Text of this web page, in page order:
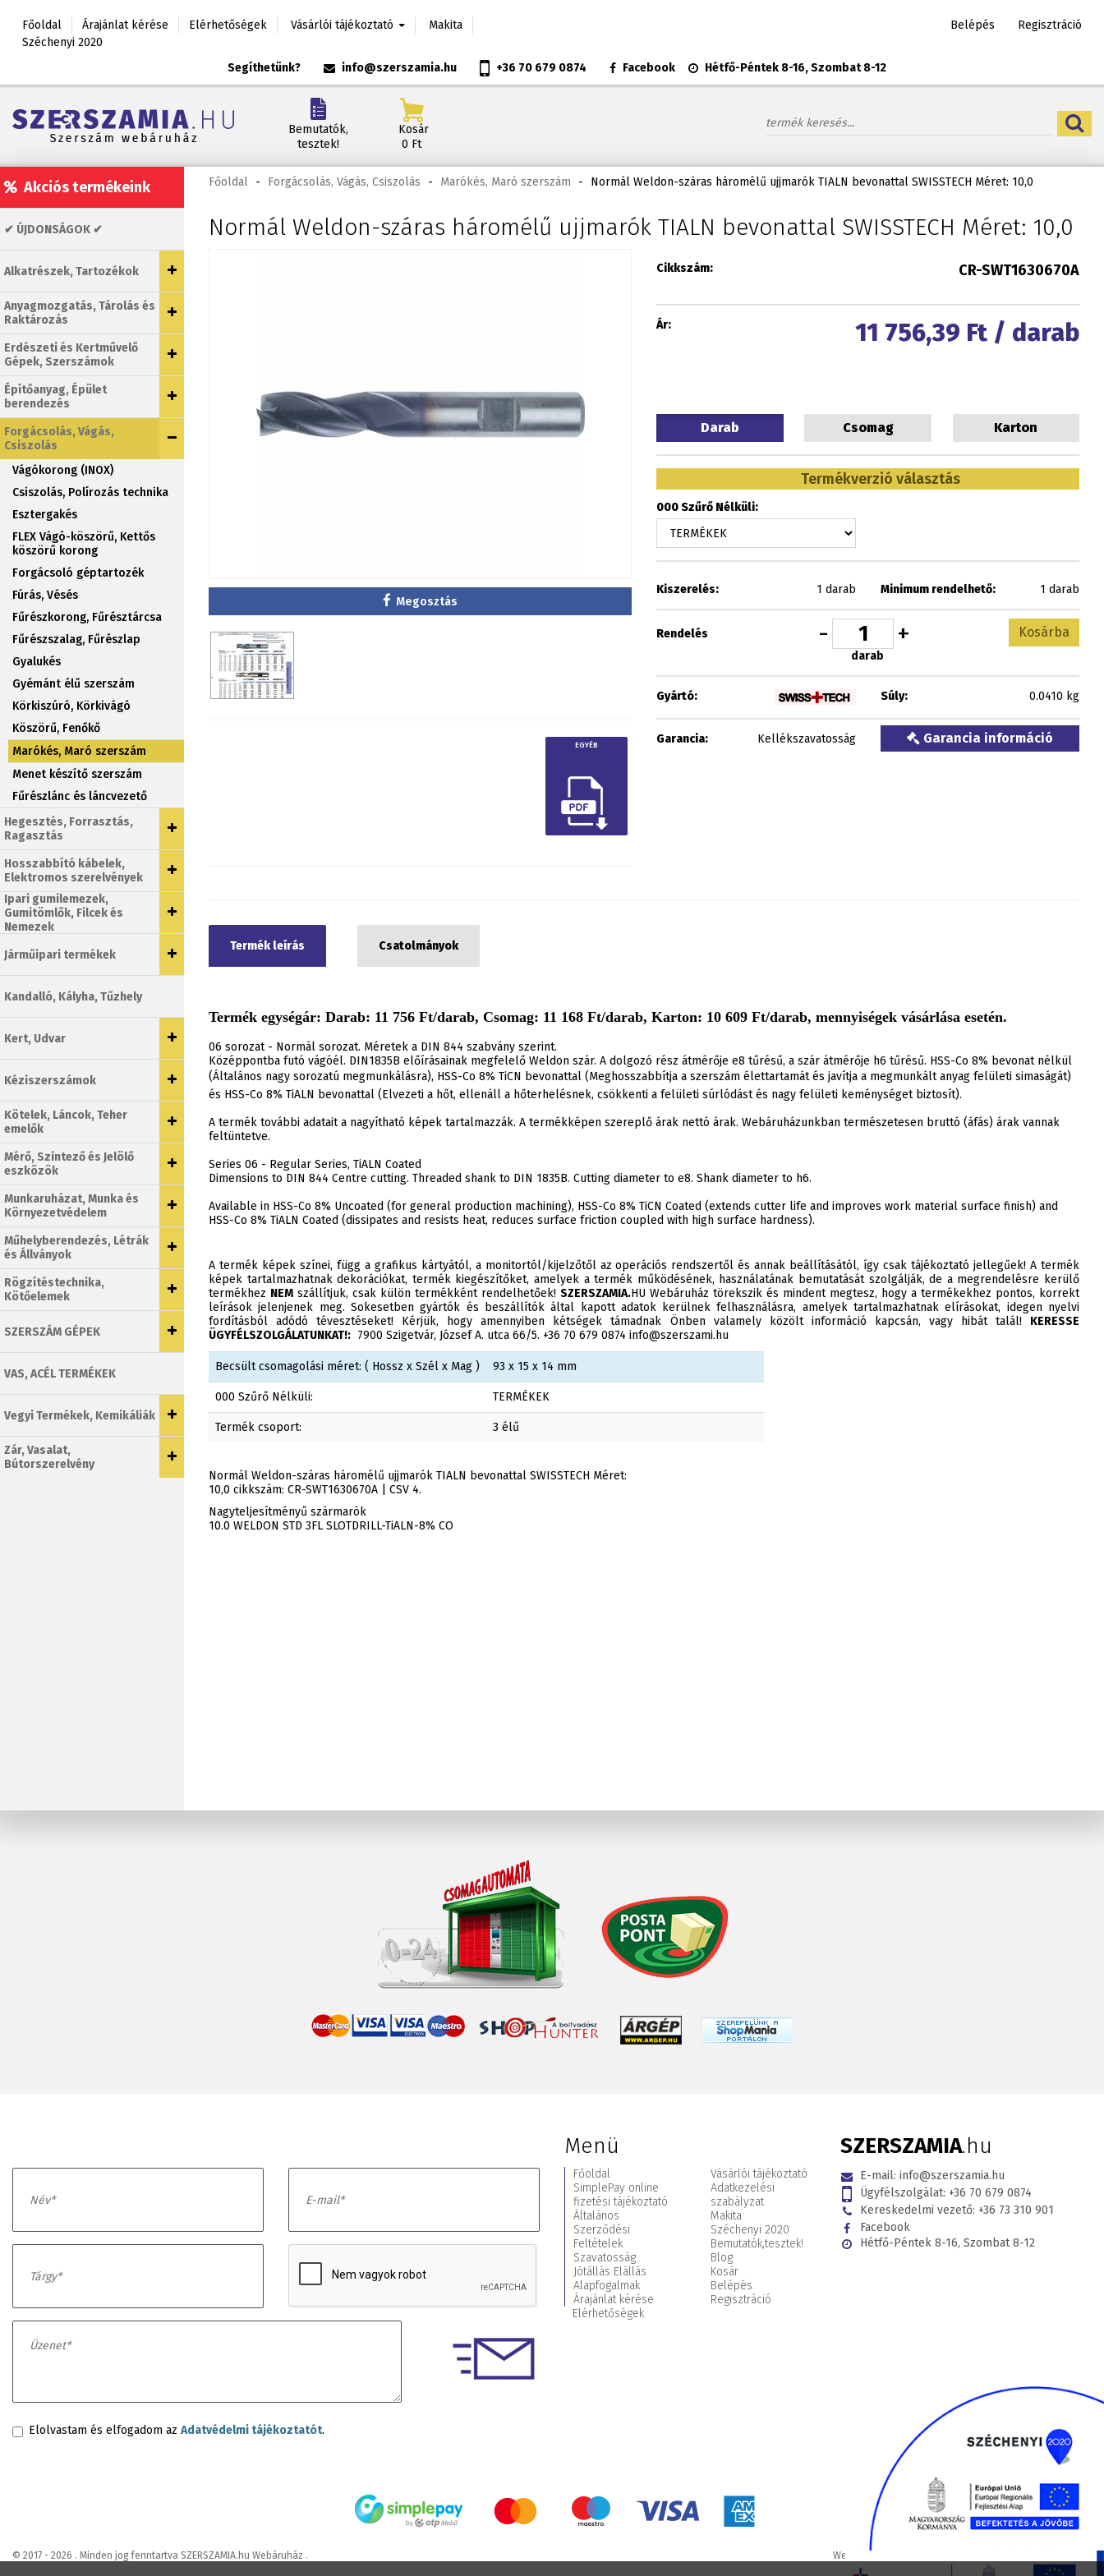
Főoldal Árajánlat kérése Elérhetőségek Vásárlói tájékoztató
Makita
Széchenyi 2020
Belépés Regisztráció
Segíthetünk? info@szerszamia.hu +36 70 679 0874 Facebook Hétfő-Péntek 8-16, Szombat 8-12
Bemutatók,
tesztek!
Kosár
0 Ft
Akciós termékeink
✔ ÚJDONSÁGOK ✔
Alkatrészek, Tartozékok
Anyagmozgatás, Tárolás és
Raktározás
Erdészeti és Kertművelő
Gépek, Szerszámok
Építőanyag, Épület
berendezés
Forgácsolás, Vágás,
Csiszolás
Vágókorong (INOX)
Csiszolás, Polírozás technika
Esztergakés
FLEX Vágó-köszörű, Kettős
köszörű korong
Forgácsoló géptartozék
Fúrás, Vésés
Fűrészkorong, Fűrésztárcsa
Fűrészszalag, Fűrészlap
Gyalukés
Gyémánt élű szerszám
Körkiszúró, Körkivágó
Köszörű, Fenőkő
Marókés, Maró szerszám
Menet készítő szerszám
Fűrészlánc és láncvezető
Hegesztés, Forrasztás,
Ragasztás
Hosszabbító kábelek,
Elektromos szerelvények
Ipari gumilemezek,
Gumitömlők, Filcek és
Nemezek
Járműipari termékek
Kandalló, Kályha, Tűzhely
Kert, Udvar
Kéziszerszámok
Kötelek, Láncok, Teher
emelők
Mérő, Szintező és Jelölő
eszközök
Munkaruházat, Munka és
Környezetvédelem
Műhelyberendezés, Létrák
és Állványok
Rögzítéstechnika,
Kötőelemek
SZERSZÁM GÉPEK
VAS, ACÉL TERMÉKEK
Vegyi Termékek, Kemikáliák
Zár, Vasalat,
Bútorszerelvény
Főoldal - Forgácsolás, Vágás, Csiszolás - Marókés, Maró szerszám - Normál Weldon-száras háromélű ujjmarók TIALN bevonattal SWISSTECH Méret: 10,0
Normál Weldon-száras háromélű ujjmarók TIALN bevonattal SWISSTECH Méret: 10,0
Megosztás
EGYÉB
Cikkszám: CR-SWT1630670A
Ár: 11 756,39 Ft / darab
Darab Csomag Karton
Termékverzió választás
000 Szűrő Nélküli:
Kiszerelés: 1 darab Minimum rendelhető: 1 darab
Rendelés - +
darab
Kosárba
Gyártó: Súly: 0.0410 kg
Garancia: Kellékszavatosság Garancia információ
Termék leírás Csatolmányok
Termék egységár: Darab: 11 756 Ft/darab, Csomag: 11 168 Ft/darab, Karton: 10 609 Ft/darab, mennyiségek vásárlása esetén.
06 sorozat - Normál sorozat. Méretek a DIN 844 szabvány szerint.
Középpontba futó vágóél. DIN1835B előírásainak megfelelő Weldon szár. A dolgozó rész átmérője e8 tűrésű, a szár átmérője h6 tűrésű. HSS-Co 8% bevonat nélkül
(Általános nagy sorozatú megmunkálásra), HSS-Co 8% TiCN bevonattal (Meghosszabbítja a szerszám élettartamát és javítja a megmunkált anyag felületi simaságát)
és HSS-Co 8% TiALN bevonattal (Elvezeti a hőt, ellenáll a hőterhelésnek, csökkenti a felületi súrlódást és nagy felületi keménységet biztosít).
A termék további adatait a nagyítható képek tartalmazzák. A termékképen szereplő árak nettó árak. Webáruházunkban természetesen bruttó (áfás) árak vannak
feltüntetve.
Series 06 - Regular Series, TiALN Coated
Dimensions to DIN 844 Centre cutting. Threaded shank to DIN 1835B. Cutting diameter to e8. Shank diameter to h6.
Available in HSS-Co 8% Uncoated (for general production machining), HSS-Co 8% TiCN Coated (extends cutter life and improves work material surface finish) and
HSS-Co 8% TiALN Coated (dissipates and resists heat, reduces surface friction coupled with high surface hardness).
A termék képek színei, függ a grafikus kártyától, a monitortól/kijelzőtől az operációs rendszertől és annak beállításától, így csak tájékoztató jellegűek! A termék
képek tartalmazhatnak dekorációkat, termék kiegészítőket, amelyek a termék működésének, használatának bemutatását szolgálják, de a megrendelésre kerülő
termékhez NEM szállítjuk, csak külön termékként rendelhetőek! SZERSZAMIA.HU Webáruház törekszik és mindent megtesz, hogy a termékekhez pontos, korrekt
leírások jelenjenek meg. Sokesetben gyártók és beszállítók által kapott adatok kerülnek felhasználásra, amelyek tartalmazhatnak elírásokat, idegen nyelvi
fordításból adódó tévesztéseket! Kérjük, hogy amennyiben kétségek támadnak Önben valamely közölt információ kapcsán, vagy hibát talál! KERESSE
ÜGYFÉLSZOLGÁLATUNKAT!: 7900 Szigetvár, József A. utca 66/5. +36 70 679 0874 info@szerszami.hu
Becsült csomagolási méret: ( Hossz x Szél x Mag ) 93 x 15 x 14 mm
000 Szűrő Nélküli: TERMÉKEK
Termék csoport: 3 élű
Normál Weldon-száras háromélű ujjmarók TIALN bevonattal SWISSTECH Méret:
10,0 cikkszám: CR-SWT1630670A | CSV 4.
Nagyteljesítményű szármarók
10.0 WELDON STD 3FL SLOTDRILL-TiALN-8% CO
Elolvastam és elfogadom az Adatvédelmi tájékoztatót.
Menü
Főoldal
SimplePay online
fizetési tájékoztató
Általános
Szerződési
Feltételek
Szavatosság
Jótállás Elállás
Alapfogalmak
Árajánlat kérése
Elérhetőségek
Vásárlói tájékoztató
Adatkezelési
szabályzat
Makita
Széchenyi 2020
Bemutatók,tesztek!
Blog
Kosár
Belépés
Regisztráció
SZERSZAMIA.hu
E-mail: info@szerszamia.hu
Ügyfélszolgálat: +36 70 679 0874
Kereskedelmi vezető: +36 73 310 901
Facebook
Hétfő-Péntek 8-16, Szombat 8-12
© 2017 - 2026 . Minden jog fenntartva SZERSZAMIA.hu Webáruház . Webáruház készítés